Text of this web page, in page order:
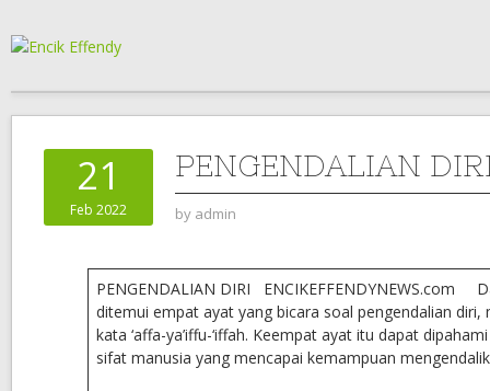
21
Feb 2022
PENGENDALIAN
by admin
PENGENDALIAN DIRI ENCIKEFFENDYNEWS.com
ditemui empat ayat yang bicara soal pengendalian diri,
kata ‘affa-ya’iffu-‘iffah. Keempat ayat itu dapat
sifat manusia yang mencapai kemampuan